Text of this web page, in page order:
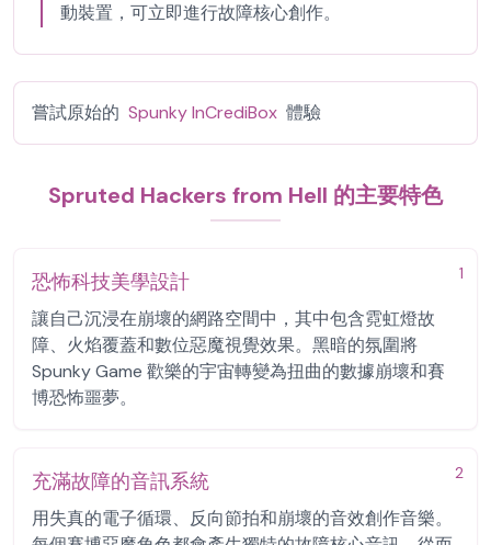
動裝置，可立即進行故障核心創作。
嘗試原始的 Spunky InCrediBox 體驗
Spruted Hackers from Hell 的主要特色
1
恐怖科技美學設計
讓自己沉浸在崩壞的網路空間中，其中包含霓虹燈故
障、火焰覆蓋和數位惡魔視覺效果。黑暗的氛圍將
Spunky Game 歡樂的宇宙轉變為扭曲的數據崩壞和賽
博恐怖噩夢。
2
充滿故障的音訊系統
用失真的電子循環、反向節拍和崩壞的音效創作音樂。